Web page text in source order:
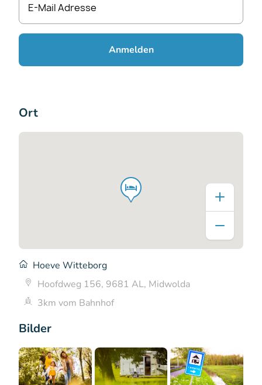
E-Mail Adresse
Anmelden
Bilder
Ort
Hoeve Witteborg
Hoofdweg 156, 9681 AL, Midwolda
3km vom Bahnhof